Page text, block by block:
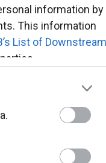
information by
This information
List of Downstream
services and
to Google and its
in below